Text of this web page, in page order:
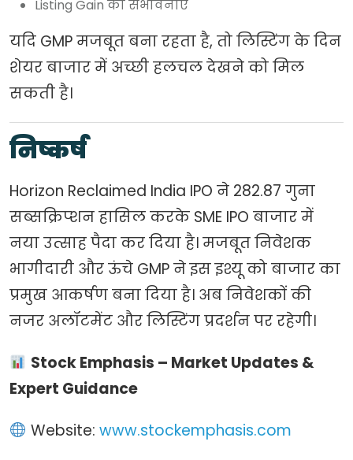
Listing Gain की संभावनाएं
यदि GMP मजबूत बना रहता है, तो लिस्टिंग के दिन
शेयर बाजार में अच्छी हलचल देखने को मिल
सकती है।
निष्कर्ष
Horizon Reclaimed India IPO ने 282.87 गुना
सब्सक्रिप्शन हासिल करके SME IPO बाजार में
नया उत्साह पैदा कर दिया है। मजबूत निवेशक
भागीदारी और ऊंचे GMP ने इस इश्यू को बाजार का
प्रमुख आकर्षण बना दिया है। अब निवेशकों की
नजर अलॉटमेंट और लिस्टिंग प्रदर्शन पर रहेगी।
Stock Emphasis – Market Updates &
Expert Guidance
Website: www.stockemphasis.com